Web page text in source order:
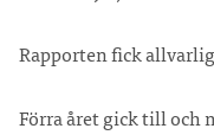
Rapporten fick
Förra året gick till och